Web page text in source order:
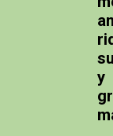
y